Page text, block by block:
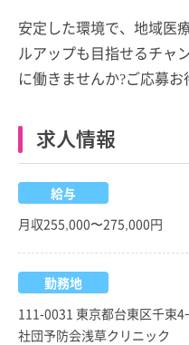
安定した環境で、地域医
ルアップも目指せるチャ
に働きませんか?ご応募
求人情報
給与
月収255,000〜275,000円
勤務地
111-0031 東京都台東区千束
社団予防会浅草クリニック